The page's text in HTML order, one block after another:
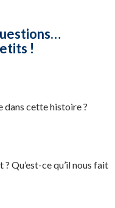
!
dans cette histoire ?
Qu’est-ce qu’il nous fait